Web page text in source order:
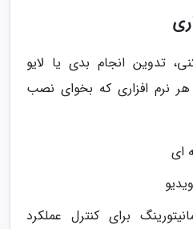
تدوین انجام بدی یا لایو
هر نرم افزاری که بخوای نصب
برای کنترل عملکرد